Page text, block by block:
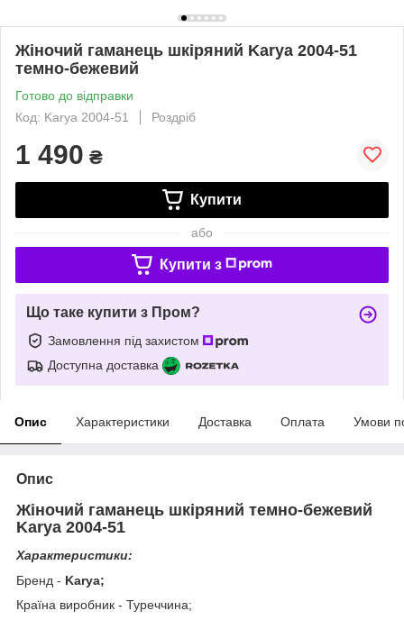
Жіночий гаманець шкіряний Karya 2004-51
темно-бежевий
Готово до відправки
Код: Karya 2004-51
Роздріб
1 490 ₴
Купити
або
Купити з
Що таке купити з Пром?
Замовлення під захистом
Доступна доставка
Опис Характеристики Доставка Оплата Умови
Опис
Жіночий гаманець шкіряний темно-бежевий
Karya 2004-51
Характеристики:
Бренд - Karya;
Країна виробник - Туреччина;